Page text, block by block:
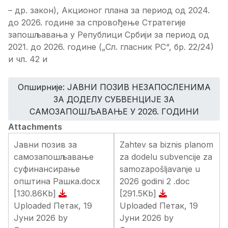
– др. закон), Акционог плана за период од 2024.
до 2026. годинe за спровођење Стратегије
запошљавања у Републици Србији за период од
2021. до 2026. године („Сл. гласник РС“, бр. 22/24)
и чл. 42 и
Опширније: ЈАВНИ ПОЗИВ НЕЗАПОСЛЕНИМА
ЗА ДОДЕЛУ СУБВЕНЦИЈЕ ЗА
САМОЗАПОШЉАВАЊЕ У 2026. ГОДИНИ
Attachments
Јавни позив за
самозапошљавање
суфинансирање
општина Рашка.docx
[130.86Kb]
Uploaded Петак, 19
Јуни 2026 by
Zahtev sa biznis planom
za dodelu subvencije za
samozapošljavanje u
2026 godini 2 .doc
[291.5Kb]
Uploaded Петак, 19
Јуни 2026 by